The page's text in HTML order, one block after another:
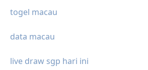
togel macau
data macau
live draw sgp hari ini